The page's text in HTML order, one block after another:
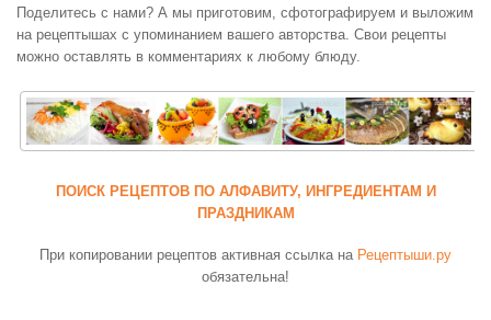
Поделитесь с нами? А мы приготовим, сфотографируем и выложим
на рецептышах с упоминанием вашего авторства. Свои рецепты
можно оставлять в комментариях к любому блюду.
ПОИСК РЕЦЕПТОВ ПО АЛФАВИТУ, ИНГРЕДИЕНТАМ И
ПРАЗДНИКАМ
При копировании рецептов активная ссылка на Рецептыши.ру
обязательна!